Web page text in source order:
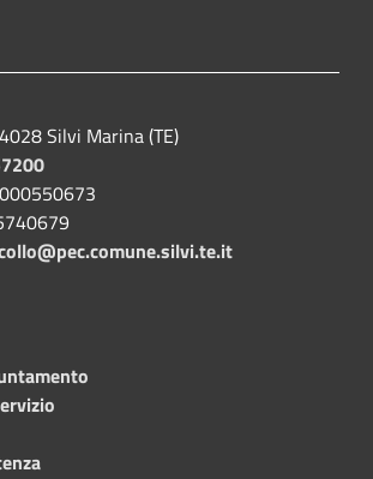
Silvi Marina (TE)